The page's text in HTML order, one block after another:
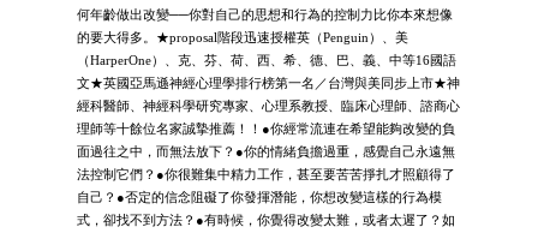
何年齡做出改變──你對自己的思想和行為的控制力比你本來想像
的要大得多。★proposal階段迅速授權英（Penguin）、美
（HarperOne）、克、芬、荷、西、希、德、巴、義、中等16國語
文★英國亞馬遜神經心理學排行榜第一名／台灣與美同步上市★神
經科醫師、神經科學研究專家、心理系教授、臨床心理師、諮商心
理師等十餘位名家誠摯推薦！！●你經常流連在希望能夠改變的負
面過往之中，而無法放下？●你的情緒負擔過重，感覺自己永遠無
法控制它們？●你很難集中精力工作，甚至要苦苦掙扎才照顧得了
自己？●否定的信念阻礙了你發揮潛能，你想改變這樣的行為模
式，卻找不到方法？●有時候，你覺得改變太難，或者太遲了？如